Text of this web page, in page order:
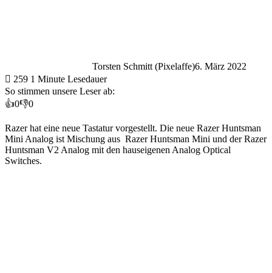
Torsten Schmitt (Pixelaffe)6. März 2022
259 1 Minute Lesedauer
So stimmen unsere Leser ab:
👍0👎0
Razer hat eine neue Tastatur vorgestellt. Die neue Razer Huntsman
Mini Analog ist Mischung aus Razer Huntsman Mini und der Razer
Huntsman V2 Analog mit den hauseigenen Analog Optical
Switches.